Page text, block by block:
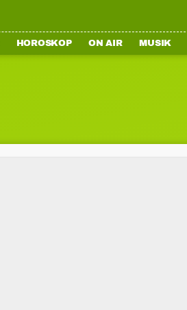
HOROSKOP ON AIR MUSIK